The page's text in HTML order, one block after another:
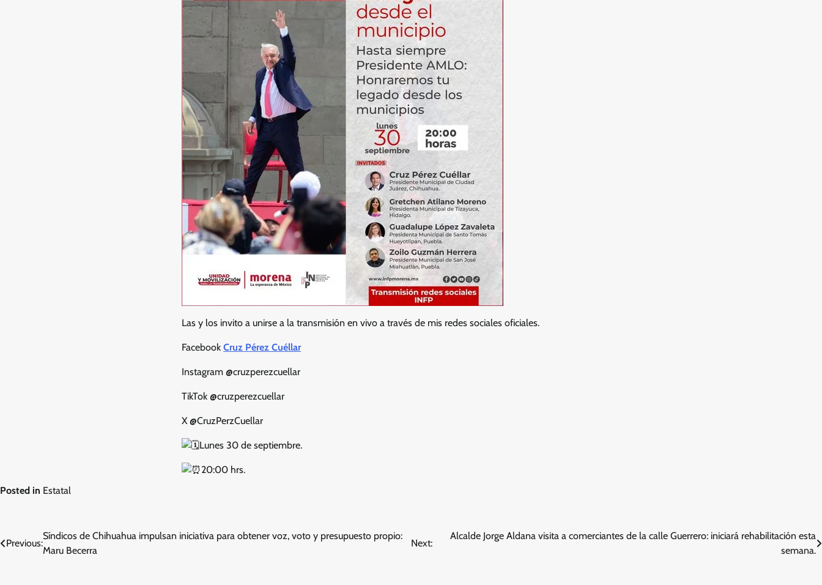
Las y los invito a unirse a la transmisión en vivo a través de mis redes sociales oficiales.
Facebook Cruz Pérez Cuéllar
Instagram @cruzperezcuellar
TikTok @cruzperezcuellar
X @CruzPerzCuellar
Lunes 30 de septiembre.
20:00 hrs.
Posted in Estatal
Navegación
Previous:
Síndicos de Chihuahua impulsan iniciativa para obtener voz, voto y presupuesto propio:
Maru Becerra
Next:
Alcalde Jorge Aldana visita a comerciantes de la calle Guerrero: iniciará rehabilitación esta
semana.